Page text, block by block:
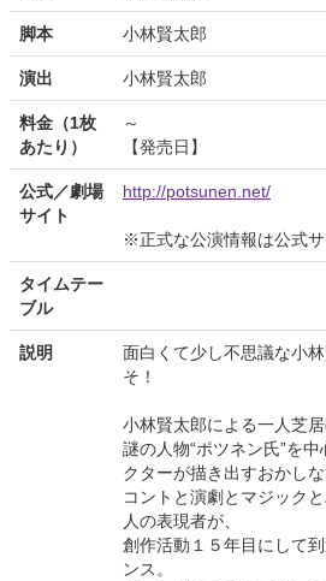
脚本 小林賢太郎
演出 小林賢太郎
料金（1枚
あたり）
～
【発売日】
公式／劇場
サイト
http://potsunen.net/
※正式な公演情報は公式サ
タイムテー
ブル
説明
面白くて少し不思議な小
そ！
小林賢太郎による一人芝
謎の人物“ポツネン氏”を
クターが描き出すおかしな
コントと演劇とマジック
人の表現者が、
創作活動１５年目にして
ンス。